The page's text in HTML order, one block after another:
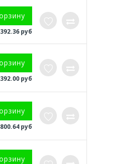
руб
руб
руб